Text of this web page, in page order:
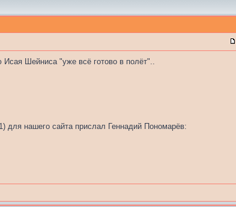
Шейниса "уже всё готово в полёт"..
нашего сайта прислал Геннадий Пономарёв: